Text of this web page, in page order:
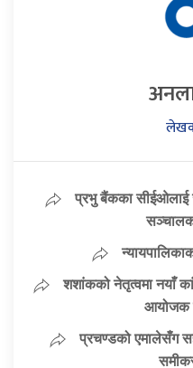
प्रभु बैंकका सीईओलाई
शशांकको नेतृत्वमा नयाँ
आयोजक
प्रचण्डको एमालेसँग